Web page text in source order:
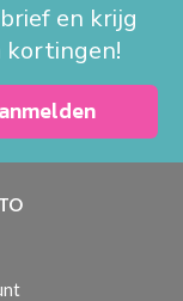
en krijg
kortingen!